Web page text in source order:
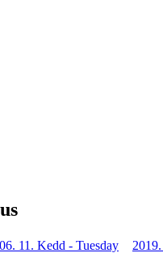
11. Kedd - Tuesday